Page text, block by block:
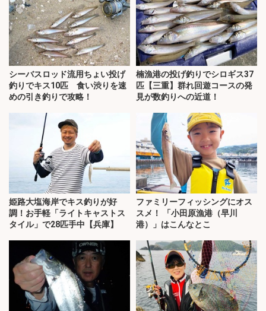
シーバスロッド流用ちょい投げ
釣りでキス10匹 食い渋りを速
めの引き釣りで攻略！
楠漁港の投げ釣りでシロギス37
匹【三重】群れ回遊コースの発
見が数釣りへの近道！
姫路大塩海岸でキス釣りが好
調！お手軽「ライトキャストス
タイル」で28匹手中【兵庫】
ファミリーフィッシングにオス
スメ！ 「小田原漁港（早川
港）」はこんなとこ